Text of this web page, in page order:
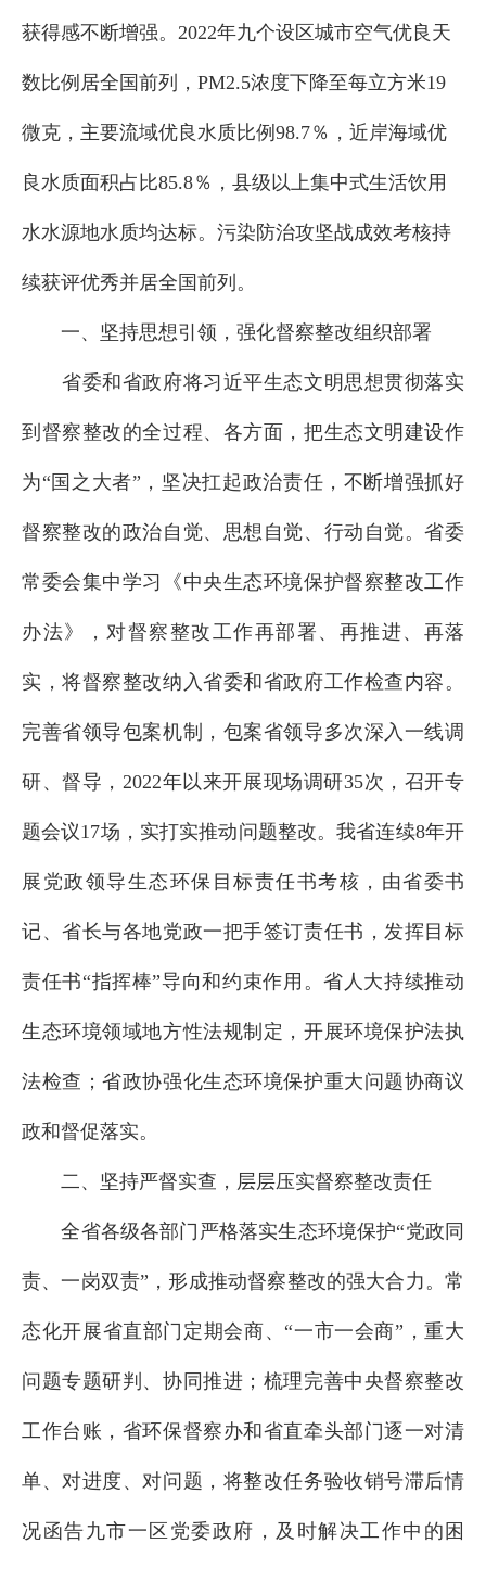
获得感不断增强。2022年九个设区城市空气优良天
数比例居全国前列，PM2.5浓度下降至每立方米19
微克，主要流域优良水质比例98.7％，近岸海域优
良水质面积占比85.8％，县级以上集中式生活饮用
水水源地水质均达标。污染防治攻坚战成效考核持
续获评优秀并居全国前列。
一、坚持思想引领，强化督察整改组织部署
省委和省政府将习近平生态文明思想贯彻落实
到督察整改的全过程、各方面，把生态文明建设作
为“国之大者”，坚决扛起政治责任，不断增强抓好
督察整改的政治自觉、思想自觉、行动自觉。省委
常委会集中学习《中央生态环境保护督察整改工作
办法》，对督察整改工作再部署、再推进、再落
实，将督察整改纳入省委和省政府工作检查内容。
完善省领导包案机制，包案省领导多次深入一线调
研、督导，2022年以来开展现场调研35次，召开专
题会议17场，实打实推动问题整改。我省连续8年开
展党政领导生态环保目标责任书考核，由省委书
记、省长与各地党政一把手签订责任书，发挥目标
责任书“指挥棒”导向和约束作用。省人大持续推动
生态环境领域地方性法规制定，开展环境保护法执
法检查；省政协强化生态环境保护重大问题协商议
政和督促落实。
二、坚持严督实查，层层压实督察整改责任
全省各级各部门严格落实生态环境保护“党政同
责、一岗双责”，形成推动督察整改的强大合力。常
态化开展省直部门定期会商、“一市一会商”，重大
问题专题研判、协同推进；梳理完善中央督察整改
工作台账，省环保督察办和省直牵头部门逐一对清
单、对进度、对问题，将整改任务验收销号滞后情
况函告九市一区党委政府，及时解决工作中的困